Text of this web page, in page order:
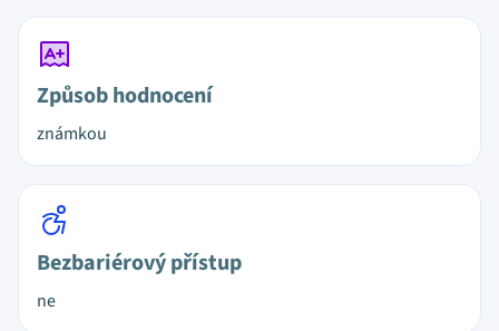
Způsob hodnocení
známkou
Bezbariérový přístup
ne